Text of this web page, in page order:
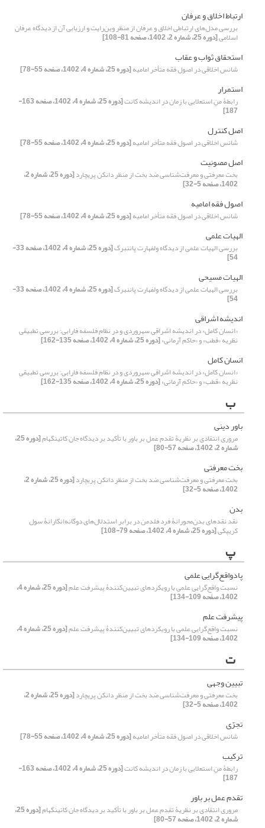
ارتباط اخلاق و عرفان
بررسی مدل‌های ارتباطی اخلاق و عرفان از منظر وین‌رایت و ارزیابی آن از دیدگاه عرفان
اسلامی[دوره 25، شماره 2، 1402، صفحه 81-108]
استحقاق ثواب و عقاب
شانس اخلاقی در اصول فقه متأخر امامیه[دوره 25، شماره 4، 1402، صفحه 55-78]
استمرار
رابطۀ منِ استعلایی با زمان در اندیشه کانت [دوره 25، شماره 4، 1402، صفحه 163-
187]
اصل کنترل
شانس اخلاقی در اصول فقه متأخر امامیه[دوره 25، شماره 4، 1402، صفحه 55-78]
اصل مصونیت
بخت معرفتی و معرفت‌شناسی ضد بخت از منظر دانکن پریچارد [دوره 25، شماره 2،
1402، صفحه 5-32]
اصول فقه امامیه
شانس اخلاقی در اصول فقه متأخر امامیه[دوره 25، شماره 4، 1402، صفحه 55-78]
الهیات علمی
بررسی الهیات علمی از دیدگاه ولفهارت پاننبرگ [دوره 25، شماره 4، 1402، صفحه 33-
54]
الهیات مسیحی
بررسی الهیات علمی از دیدگاه ولفهارت پاننبرگ [دوره 25، شماره 4، 1402، صفحه 33-
54]
اندیشه اشراقی
«انسان کامل» در اندیشه اشراقی سهروردی و در نظام فلسفه فارابی: بررسی تطبیقی
نظریه «قطب» و «حاکم آرمانی»[دوره 25، شماره 4، 1402، صفحه 135-162]
انسان کامل
«انسان کامل» در اندیشه اشراقی سهروردی و در نظام فلسفه فارابی: بررسی تطبیقی
نظریه «قطب» و «حاکم آرمانی»[دوره 25، شماره 4، 1402، صفحه 135-162]
ب
باور دینی
مروری انتقادی بر نظریۀ تقدم عمل بر باور با تأکید بر دیدگاه جان کاتینگهام [دوره 25،
شماره 2، 1402، صفحه 57-80]
بخت معرفتی
بخت معرفتی و معرفت‌شناسی ضد بخت از منظر دانکن پریچارد [دوره 25، شماره 2،
1402، صفحه 5-32]
بدن
نقد نقدهای بدن‌محورانۀ فرد فلدمن در برابر استدلال‌های دوگانه‌انگارانۀ سول
کریپکی[دوره 25، شماره 4، 1402، صفحه 79-108]
پ
پادواقع‌گرایی علمی
نسبت واقع‌گرایی علمی با رویکردهای تبیین‌کنندۀ پیشرفت علم [دوره 25، شماره 4،
1402، صفحه 109-134]
پیشرفت علم
نسبت واقع‌گرایی علمی با رویکردهای تبیین‌کنندۀ پیشرفت علم [دوره 25، شماره 4،
1402، صفحه 109-134]
ت
تبیین وجهی
بخت معرفتی و معرفت‌شناسی ضد بخت از منظر دانکن پریچارد [دوره 25، شماره 2،
1402، صفحه 5-32]
تجرّی
شانس اخلاقی در اصول فقه متأخر امامیه[دوره 25، شماره 4، 1402، صفحه 55-78]
ترکیب
رابطۀ منِ استعلایی با زمان در اندیشه کانت [دوره 25، شماره 4، 1402، صفحه 163-
187]
تقدم عمل بر باور
مروری انتقادی بر نظریۀ تقدم عمل بر باور با تأکید بر دیدگاه جان کاتینگهام [دوره 25،
شماره 2، 1402، صفحه 57-80]